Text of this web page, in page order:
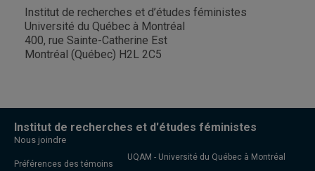
Institut de recherches et d’études féministes
Université du Québec à Montréal
400, rue Sainte-Catherine Est
Montréal (Québec) H2L 2C5
Institut de recherches et d'études féministes
Nous joindre
Préférences des témoins
UQAM - Université du Québec à Montréal